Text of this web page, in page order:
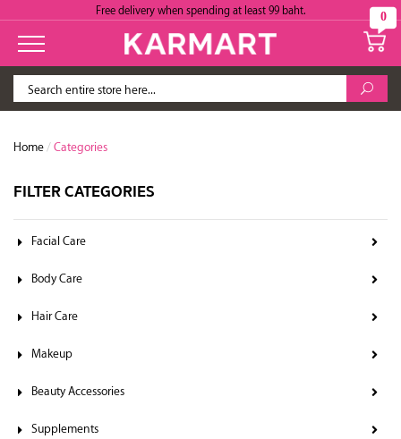
Free delivery when spending at least 99 baht. 0
Home /Categories
FILTER CATEGORIES
Facial Care
Body Care
Hair Care
Makeup
Beauty Accessories
Supplements